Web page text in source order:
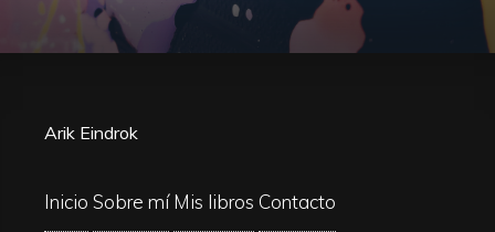
Arik Eindrok
Inicio Sobre mí Mis libros Contacto